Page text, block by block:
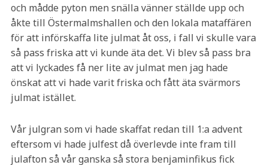
och mådde pyton men snälla vänner ställde upp och
åkte till Östermalmshallen och den lokala mataffären
för att införskaffa lite julmat åt oss, i fall vi skulle vara
så pass friska att vi kunde äta det. Vi blev så pass bra
att vi lyckades få ner lite av julmat men jag hade
önskat att vi hade varit friska och fått äta svärmors
julmat istället.
Vår julgran som vi hade skaffat redan till 1:a advent
eftersom vi hade julfest då överlevde inte fram till
julafton så vår ganska så stora benjaminfikus fick